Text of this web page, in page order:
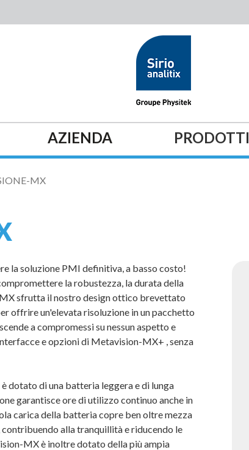
AZIENDA PRODOTTI
MX
la soluzione PMI definitiva, a basso costo!
la robustezza, la durata della
sfrutta il nostro design ottico brevettato
offrire un'elevata risoluzione in un pacchetto
a compromessi su nessun aspetto e
e opzioni di Metavision-MX+ , senza
dotato di una batteria leggera e di lunga
garantisce ore di utilizzo continuo anche in
carica della batteria copre ben oltre mezza
alla tranquillità e riducendo le
MX è inoltre dotato della più ampia